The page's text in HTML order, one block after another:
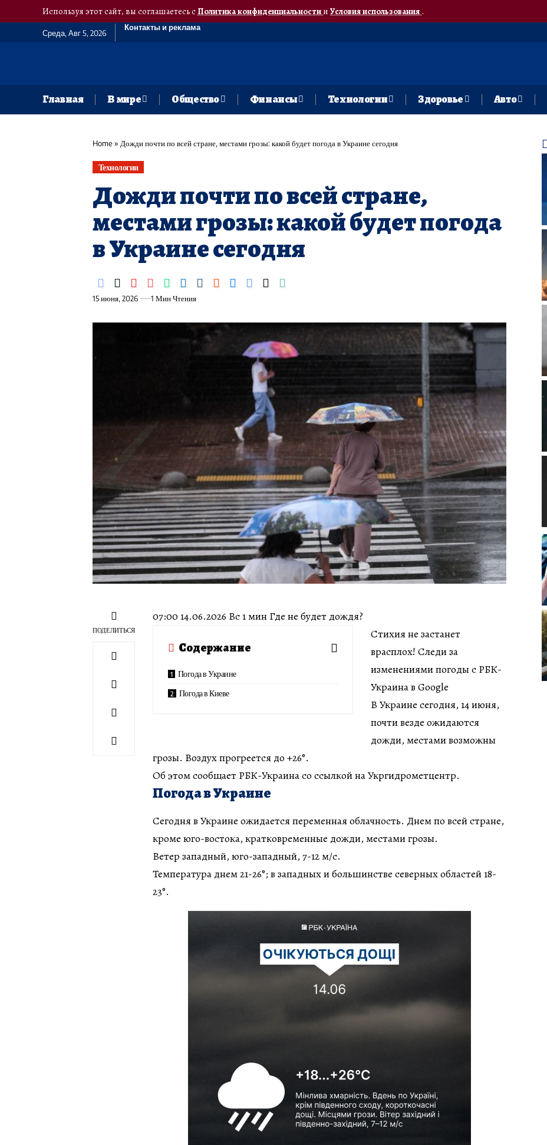
Используя этот сайт, вы соглашаетесь сПолитика конфиденциальностии Условия использования.
Среда, Авг 5, 2026
Контакты и реклама
Главная В мире Общество Финансы Технологии Здоровье Авто
Home» Дожди почти по всей стране, местами грозы: какой будет погода в Украине сегодня
Технологии
Дожди почти по всей стране,
местами грозы: какой будет погода
в Украине сегодня
15 июня, 2026 1 Мин Чтения
ПОДЕЛИТЬСЯ
07:00 14.06.2026 Вс 1 мин Где не будет дождя?
Содержание
Погода в Украине
Погода в Киеве
Стихия не застанет
врасплох! Следи за
изменениями погоды с РБК-
Украина в Google
В Украине сегодня, 14 июня,
почти везде ожидаются
дожди, местами возможны
грозы. Воздух прогреется до +26°.
Об этом сообщает РБК-Украина со ссылкой на Укргидрометцентр.
Погода в Украине
Сегодня в Украине ожидается переменная облачность. Днем по всей стране,
кроме юго-востока, кратковременные дожди, местами грозы.
Ветер западный, юго-западный, 7-12 м/с.
Температура днем 21-26°; в западных и большинстве северных областей 18-
23°.